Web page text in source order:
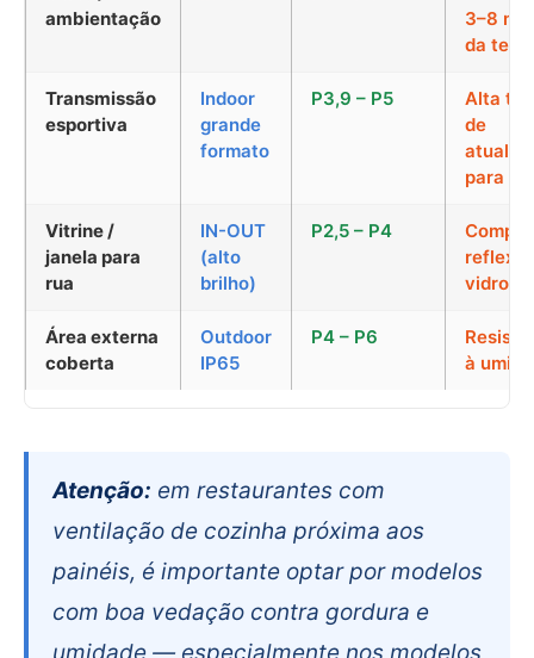
ambientação
3–8
da tela
Transmissão
esportiva
Indoor
grande
formato
P3,9 – P5
Alta
de
para
Vitrine /
janela para
rua
IN-OUT
(alto
brilho)
P2,5 – P4
reflexo
vidro
Área externa
coberta
Outdoor
IP65
P4 – P6
à
Atenção: em restaurantes com
ventilação de cozinha próxima aos
painéis, é importante optar por modelos
com boa vedação contra gordura e